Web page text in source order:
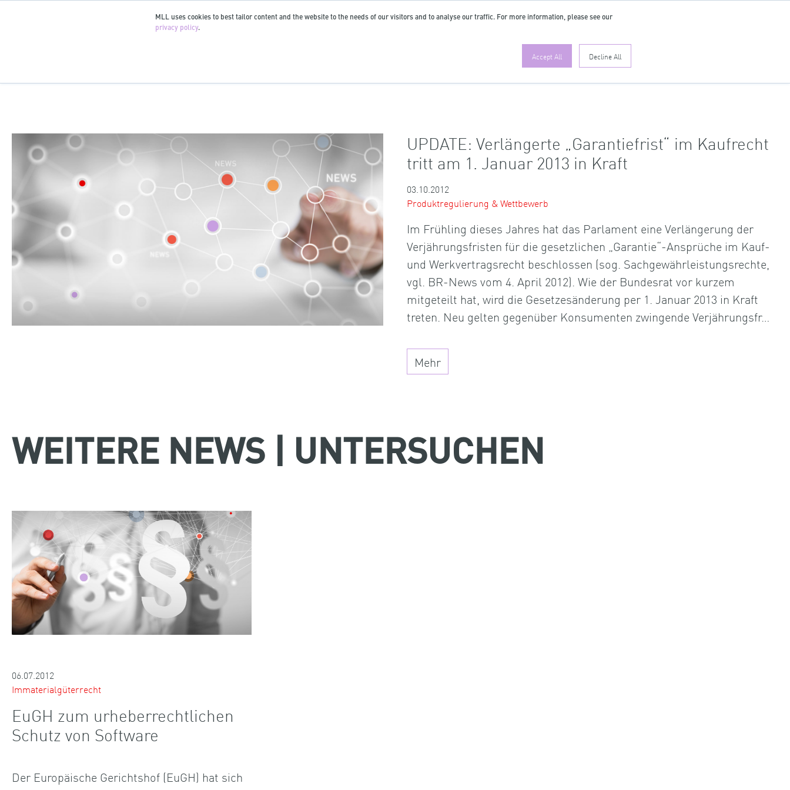
MLL uses cookies to best tailor content and the website to the needs of our visitors and to analyse our traffic. For more information, please see our
privacy policy.
Accept All Decline All
UPDATE: Verlängerte „Garantiefrist“ im Kaufrecht
tritt am 1. Januar 2013 in Kraft
03.10.2012
Produktregulierung & Wettbewerb
Im Frühling dieses Jahres hat das Parlament eine Verlängerung der
Verjährungsfristen für die gesetzlichen „Garantie“-Ansprüche im Kauf-
und Werkvertragsrecht beschlossen (sog. Sachgewährleistungsrechte,
vgl. BR-News vom 4. April 2012). Wie der Bundesrat vor kurzem
mitgeteilt hat, wird die Gesetzesänderung per 1. Januar 2013 in Kraft
treten. Neu gelten gegenüber Konsumenten zwingende Verjährungsfr…
Mehr
WEITERE NEWS | UNTERSUCHEN
06.07.2012
Immaterialgüterrecht
EuGH zum urheberrechtlichen
Schutz von Software
Der Europäische Gerichtshof (EuGH) hat sich